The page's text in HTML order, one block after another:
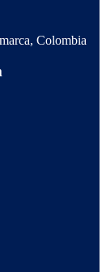
Colombia